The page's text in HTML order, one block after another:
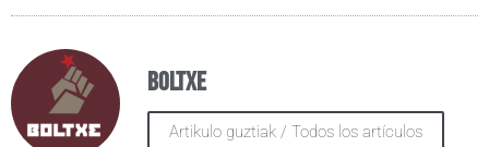
Boltxe
Artikulo guztiak / Todos los artículos